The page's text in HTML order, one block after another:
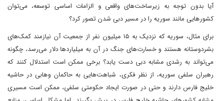
آیا بدون توجه به زیرساخت‌های واقعی و الزامات اساسی توسعه، می‌توان
کشورهایی مانند سوریه را در مسیر دبی شدن تصور کرد؟
برای مثال، سوریه که نزدیک به ۱۵ میلیون نفر از جمعیت آن نیازمند کمک‌های
بشردوستانه هستند و خسارت‌های جنگ در آن به میلیاردها دلار می‌رسد، چگونه
می‌تواند به رشدی مشابه دبی دست یابد؟ برخی ممکن است استدلال کنند که
رهبران سلفی سوریه، از نظر فکری، شباهت‌هایی به حاکمان وهابی در حاشیه
خلیج فارس دارند و حتی در صورت ایجاد حکومتی سلفی، ممکن است مسیری